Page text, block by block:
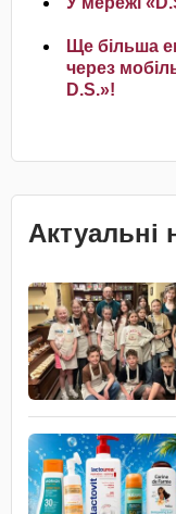
Ще більша
через
D.S.»!
Актуальні